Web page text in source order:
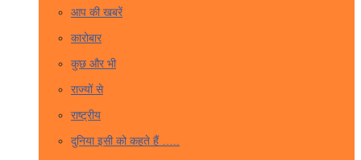
आप की खबरें
कारोबार
कुछ और भी
राज्यों से
राष्ट्रीय
दुनिया इसी को कहते हैं …..